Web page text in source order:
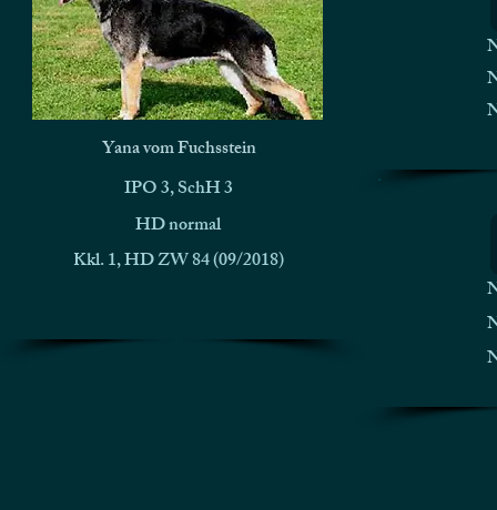
Yana vom Fuchsstein
IPO 3, SchH 3
HD normal
Kkl. 1, HD ZW 84 (09/2018)